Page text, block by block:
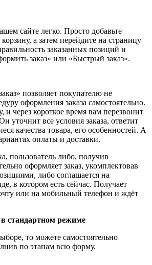
сайте легко. Просто добавьте
а затем перейдите на страницу
заказанных позиций и
заказ» или «Быстрый заказ».
позволяет покупателю не
оформления заказа самостоятельно.
и через короткое время вам перезвонит
уточнит все условия заказа, ответит
качества товара, его особенностей. А
оплаты и доставки.
пользователь либо, получив
оформляет заказ, укомплектовав
либо соглашается на
в котором есть сейчас. Получает
или на мобильный телефон и ждёт
стандартном режиме
то можете самостоятельно
по этапам всю форму.